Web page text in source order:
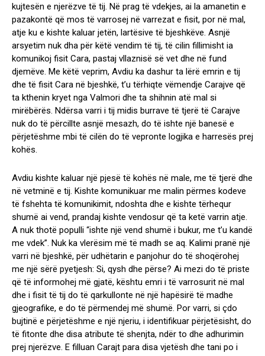
kujtesën e njerëzve të tij. Në prag të vdekjes, ai la amanetin e
pazakontë që mos të varrosej në varrezat e fisit, por në mal,
atje ku e kishte kaluar jetën, lartësive të bjeshkëve. Asnjë
arsyetim nuk dha për këtë vendim të tij, të cilin fillimisht ia
komunikoj fisit Cara, pastaj vllaznisë së vet dhe në fund
djemëve. Me këtë veprim, Avdiu ka dashur ta lërë emrin e tij
dhe të fisit Cara në bjeshkë, t’u tërhiqte vëmendje Carajve që
ta kthenin kryet nga Valmori dhe ta shihnin atë mal si
mirëbërës. Ndërsa varri i tij midis burrave të tjerë të Carajve
nuk do të përcillte asnjë mesazh, do të ishte një banesë e
përjetëshme mbi të cilën do të vepronte logjika e harresës prej
kohës.
Avdiu kishte kaluar një pjesë të kohës në male, me të tjerë dhe
në vetminë e tij. Kishte komunikuar me malin përmes kodeve
të fshehta të komunikimit, ndoshta dhe e kishte tërhequr
shumë ai vend, prandaj kishte vendosur që ta ketë varrin atje.
A nuk thotë populli “ishte një vend shumë i bukur, me t’u kandë
me vdek”. Nuk ka vlerësim më të madh se aq. Kalimi pranë një
varri në bjeshkë, për udhëtarin e panjohur do të shoqërohej
me një sërë pyetjesh: Si, qysh dhe përse? Ai mezi do të priste
që të informohej më gjatë, kështu emri i të varrosurit në mal
dhe i fisit të tij do të qarkullonte në një hapësirë të madhe
gjeografike, e do të përmendej më shumë. Por varri, si çdo
bujtinë e përjetëshme e një njeriu, i identifikuar përjetësisht, do
të fitonte dhe disa atribute të shenjta, ndër to dhe adhurimin
prej njerëzve. E filluan Carajt para disa vjetësh dhe tani po i